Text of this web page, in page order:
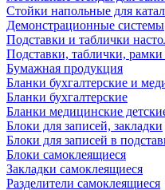
Стойки напольные для
Демонстрационные системы
Подставки и таблички
Подставки, таблички,
Бумажная продукция
Бланки бухгалтерские и
Бланки бухгалтерские
Бланки медицинские
Блоки для записей, закладки
Блоки для записей в
Блоки самоклеящиеся
Закладки самоклеящиеся
Разделители самоклеящиеся